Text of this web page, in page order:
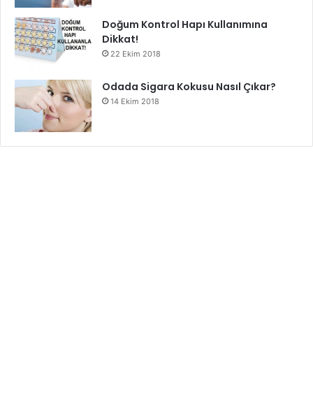
Doğum Kontrol Hapı Kullanımına
Dikkat!
22 Ekim 2018
Odada Sigara Kokusu Nasıl Çıkar?
14 Ekim 2018